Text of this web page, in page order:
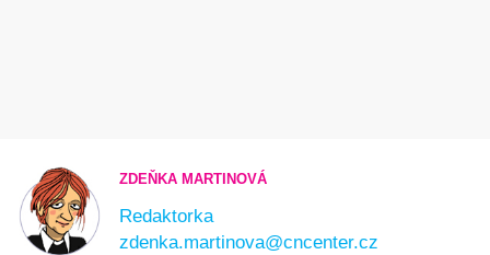
ZDEŇKA MARTINOVÁ
Redaktorka
zdenka.martinova@cncenter.cz